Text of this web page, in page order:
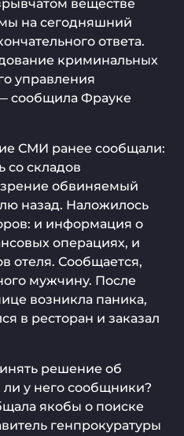
веществе
на сегодняшний
ответа.
криминальных
управления
сообщила Фрауке
СМИ ранее сообщали:
со складов
обвиняемый
назад. Наложилось
и информация о
операциях, и
отеля. Сообщается,
мужчину. После
возникла паника,
в ресторан и заказал
решение об
у него сообщники?
якобы о поиске
генпрокуратуры